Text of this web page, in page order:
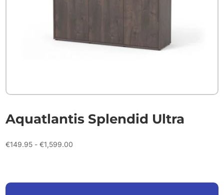
Aquatlantis Splendid Ultra
€149.95 - €1,599.00